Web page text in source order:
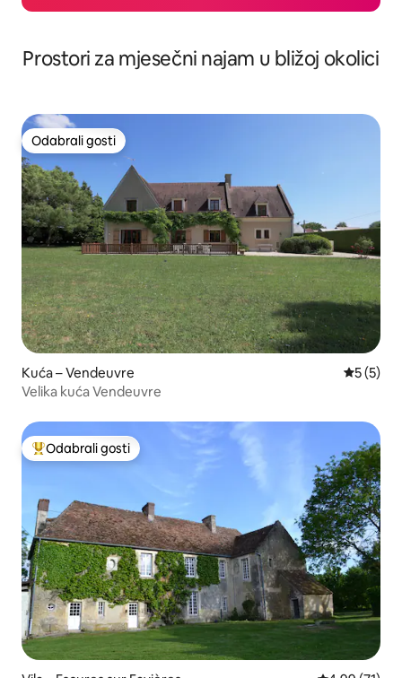
Prostori za mjesečni najam u bližoj okolici
Odabrali gosti
Odabrali gosti
Kuća – Vendeuvre
5 (5)
Velika kuća Vendeuvre
Među najviše rangiranima s oznakom „Odabrali gosti”
Odabrali gosti